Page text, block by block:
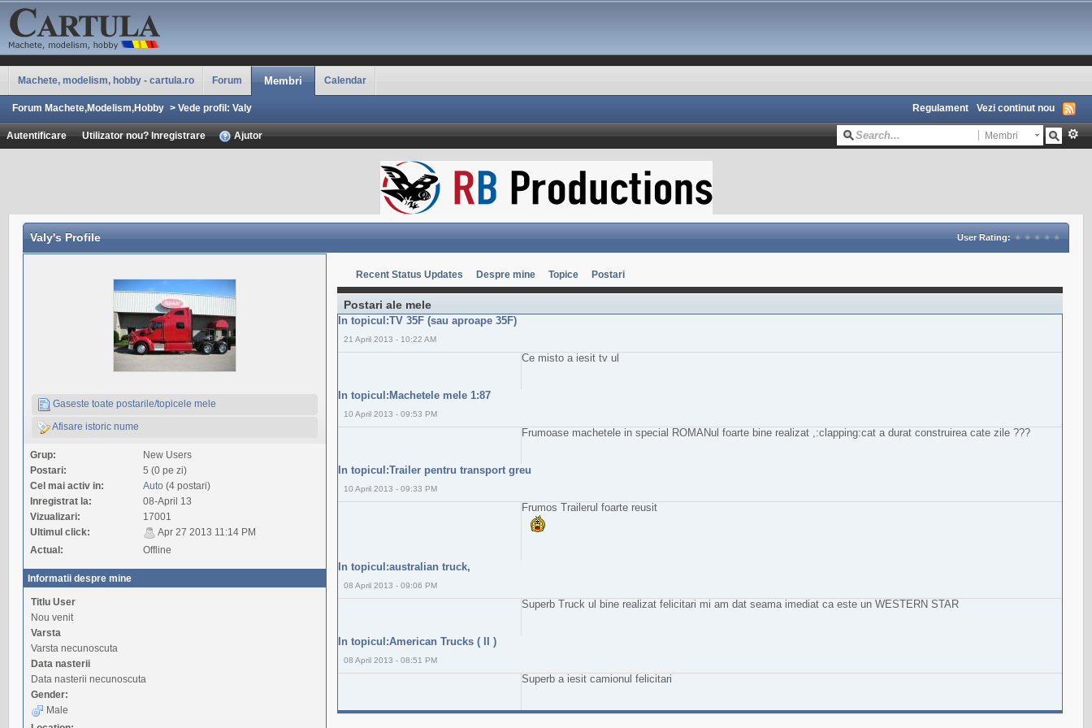
Machete, modelism, hobby - cartula.ro Forum Membri Calendar
Forum Machete,Modelism,Hobby > Vede profil: Valy Regulament Vezi continut nou
Autentificare Utilizator nou? Inregistrare Ajutor Membri
Valy's Profile User Rating:
Gaseste toate postarile/topicele mele
Afisare istoric nume
Grup:
New Users
Postari:
5 (0 pe zi)
Cel mai activ in:
Auto(4 postari)
Inregistrat la:
08-April 13
Vizualizari:
17001
Ultimul click:
Apr 27 2013 11:14 PM
Actual:
Offline
Informatii despre mine
Titlu User
Nou venit
Varsta
Varsta necunoscuta
Data nasterii
Data nasterii necunoscuta
Gender:
Male
Recent Status Updates Despre mine Topice Postari
Postari ale mele
In topicul:TV 35F (sau aproape 35F)
21 April 2013 - 10:22 AM
Ce misto a iesit tv ul
In topicul:Machetele mele 1:87
10 April 2013 - 09:53 PM
Frumoase machetele in special ROMANul foarte bine realizat ,:clapping:cat a durat construirea cate zile ???
In topicul:Trailer pentru transport greu
10 April 2013 - 09:33 PM
Frumos Trailerul foarte reusit
In topicul:australian truck,
08 April 2013 - 09:06 PM
Superb Truck ul bine realizat felicitari mi am dat seama imediat ca este un WESTERN STAR
In topicul:American Trucks ( II )
08 April 2013 - 08:51 PM
Superb a iesit camionul felicitari